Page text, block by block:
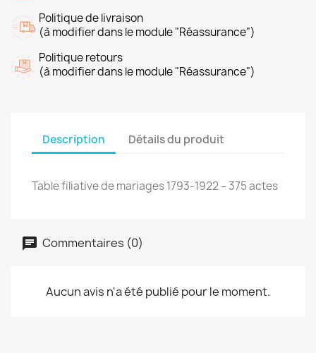
Politique de livraison
(à modifier dans le module "Réassurance")
Politique retours
(à modifier dans le module "Réassurance")
Description Détails du produit
Table filiative de mariages 1793-1922 – 375 actes
Commentaires (0)
Aucun avis n'a été publié pour le moment.